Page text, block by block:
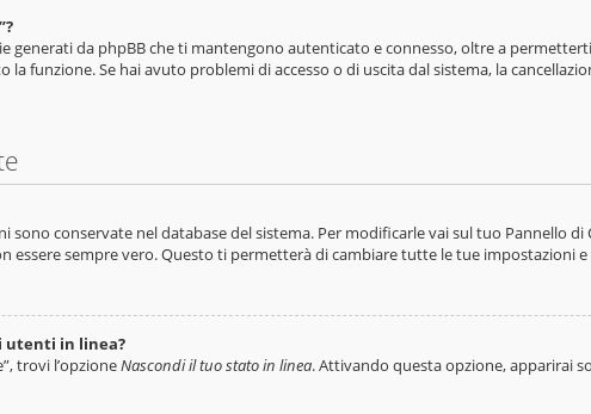
generati da phpBB che ti mantengono autenticato e connesso, oltre a
la funzione. Se hai avuto problemi di accesso o di uscita dal sistema, la
conservate nel database del sistema. Per modificarle vai sul tuo Pannello
essere sempre vero. Questo ti permetterà di cambiare tutte le tue impostazioni e
utenti in linea?
trovi l’opzioneNascondi il tuo stato in linea. Attivando questa opzione, apparirai